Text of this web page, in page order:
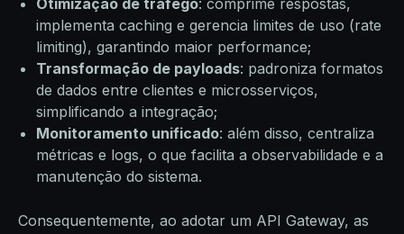
Otimização de tráfego: comprime respostas,
implementa caching e gerencia limites de uso (rate
limiting), garantindo maior performance;
Transformação de payloads: padroniza formatos
de dados entre clientes e microsserviços,
simplificando a integração;
Monitoramento unificado: além disso, centraliza
métricas e logs, o que facilita a observabilidade e a
manutenção do sistema.
Consequentemente, ao adotar um API Gateway, as